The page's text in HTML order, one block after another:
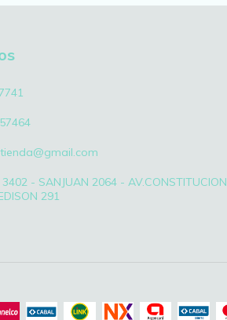
3402 - SANJUAN 2064 - AV.CONSTITUCION
291